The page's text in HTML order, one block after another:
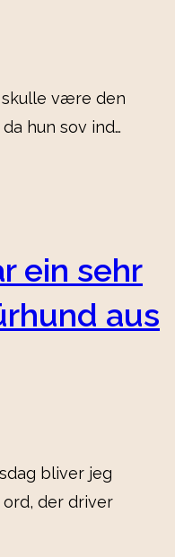
være den
hun sov ind…
ein sehr
aus
bliver jeg
der driver